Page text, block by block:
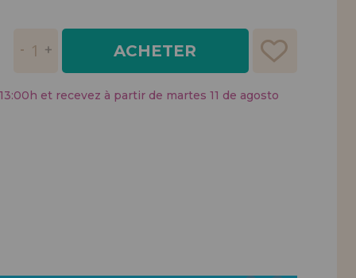
ACHETER
et recevez à partir de martes 11 de agosto